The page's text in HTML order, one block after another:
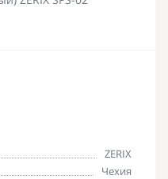
ZERIX
Чехия